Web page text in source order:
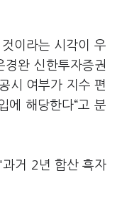
이라는 시각이 우
경완 신한투자증권
시 여부가 지수 편
에 해당한다“고 분
거 2년 합산 흑자